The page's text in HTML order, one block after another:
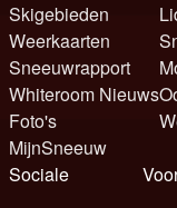
Skigebieden
Weerkaarten
Sneeuwrapport
Whiteroom Nieuws
Foto's
MijnSneeuw
Sociale